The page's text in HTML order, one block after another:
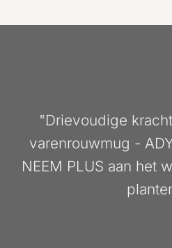
"Drievoudige
varenrouwmug -
NEEM PLUS aan het